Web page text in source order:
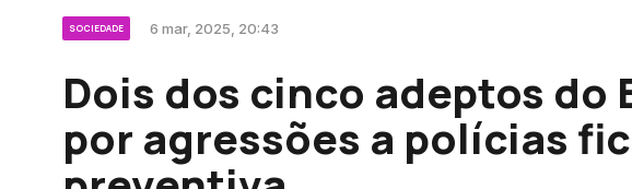
SOCIEDADE 6 mar, 2025, 20:43
Dois dos cinco adeptos do
por agressões a polícias